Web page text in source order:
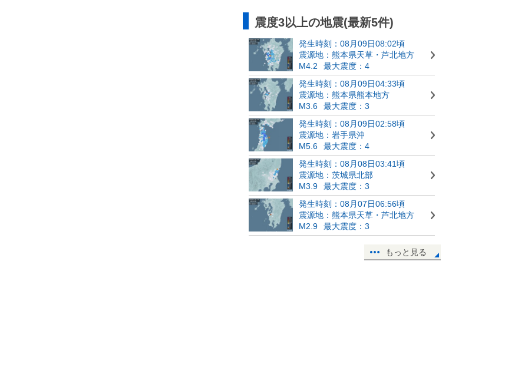
震度3以上の地震(最新5件)
発生時刻：08月09日08:02頃
震源地：熊本県天草・芦北地方
M4.2
最大震度：4
発生時刻：08月09日04:33頃
震源地：熊本県熊本地方
M3.6
最大震度：3
発生時刻：08月09日02:58頃
震源地：岩手県沖
M5.6
最大震度：4
発生時刻：08月08日03:41頃
震源地：茨城県北部
M3.9
最大震度：3
発生時刻：08月07日06:56頃
震源地：熊本県天草・芦北地方
M2.9
最大震度：3
もっと見る